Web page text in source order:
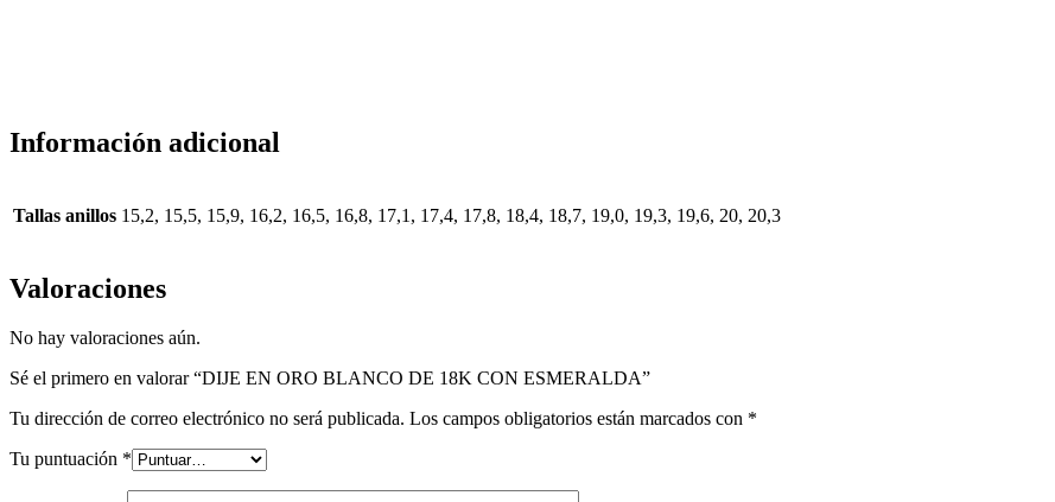
Información adicional
Tallas anillos 15,2, 15,5, 15,9, 16,2, 16,5, 16,8, 17,1, 17,4, 17,8, 18,4, 18,7, 19,0, 19,3, 19,6, 20, 20,3
Valoraciones
No hay valoraciones aún.
Sé el primero en valorar “DIJE EN ORO BLANCO DE 18K CON ESMERALDA”
Tu dirección de correo electrónico no será publicada. Los campos obligatorios están marcados con *
Tu puntuación *